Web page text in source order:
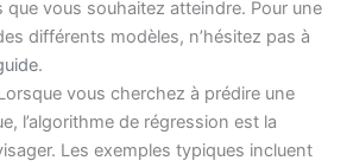
que vous souhaitez atteindre. Pour une
différents modèles, n’hésitez pas à
.
vous cherchez à prédire une
l’algorithme de régression est la
Les exemples typiques incluent